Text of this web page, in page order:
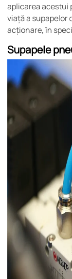
aplicarea acestui
viață a supapelor
acționare, în
Supapele